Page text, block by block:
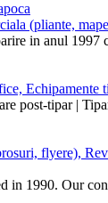
(pliante,
in anul 1997
post-tipar |
flyere),
in 1990. Our